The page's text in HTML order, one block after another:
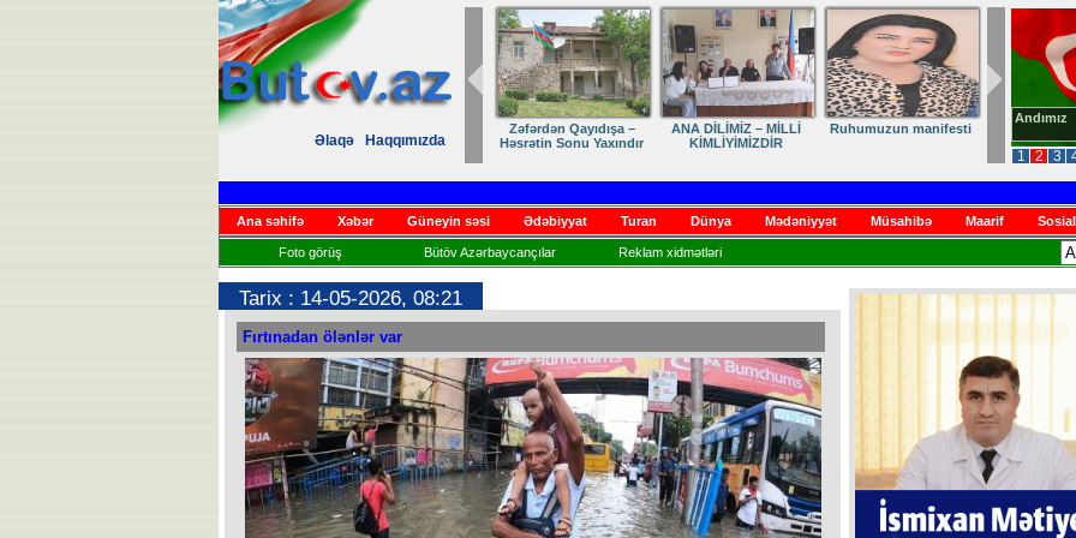
Əlaqə
Haqqımızda
1 2 3
Andımız
Zəfərdən Qayıdışa –
Həsrətin Sonu Yaxındır
ANA DİLİMİZ – MİLLİ
KİMLİYİMİZDİR
Ruhumuzun manifesti
Ana səhifə Xəbər Güneyin səsi Ədəbiyyat Turan Dünya Mədəniyyət Müsahibə Maarif
Foto görüş Bütöv Azərbaycançılar Reklam xidmətləri
Tarix : 14-05-2026, 08:21
Fırtınadan ölənlər var